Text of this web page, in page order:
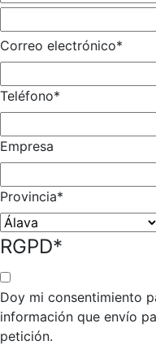
Correo electrónico*
Teléfono*
Empresa
Provincia*
RGPD*
Doy mi consentimiento
información que envío
petición.